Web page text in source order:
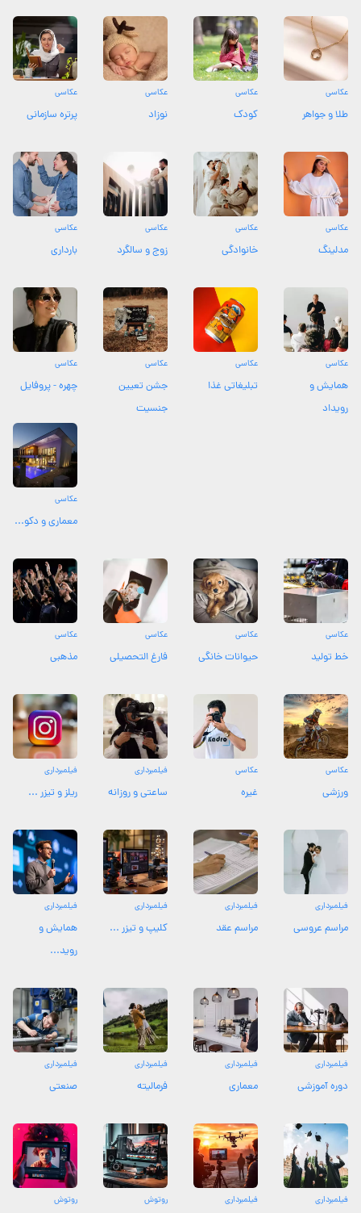
عکاسی
طلا و جواهر
عکاسی
کودک
عکاسی
نوزاد
عکاسی
پرتره سازمانی
عکاسی
مدلینگ
عکاسی
خانوادگی
عکاسی
زوج و سالگرد
عکاسی
بارداری
عکاسی
همایش و
رویداد
عکاسی
تبلیغاتی غذا
عکاسی
جشن تعیین
جنسیت
عکاسی
چهره - پروفایل
عکاسی
معماری و دکو...
عکاسی
خط تولید
عکاسی
حیوانات خانگی
عکاسی
فارغ التحصیلی
عکاسی
مذهبی
عکاسی
ورزشی
عکاسی
غیره
فیلمبرداری
ساعتی و روزانه
فیلمبرداری
ریلز و تیزر ...
فیلمبرداری
مراسم عروسی
فیلمبرداری
مراسم عقد
فیلمبرداری
کلیپ و تیزر ...
فیلمبرداری
همایش و
روید...
فیلمبرداری
دوره آموزشی
فیلمبرداری
معماری
فیلمبرداری
فرمالیته
فیلمبرداری
صنعتی
فیلمبرداری فیلمبرداری روتوش روتوش